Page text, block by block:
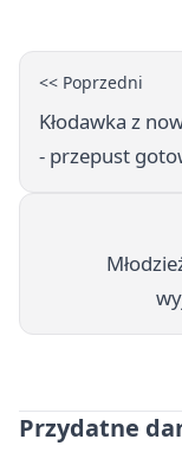
<< Poprzedni
Kłodawka z
- przepust
Przydatne